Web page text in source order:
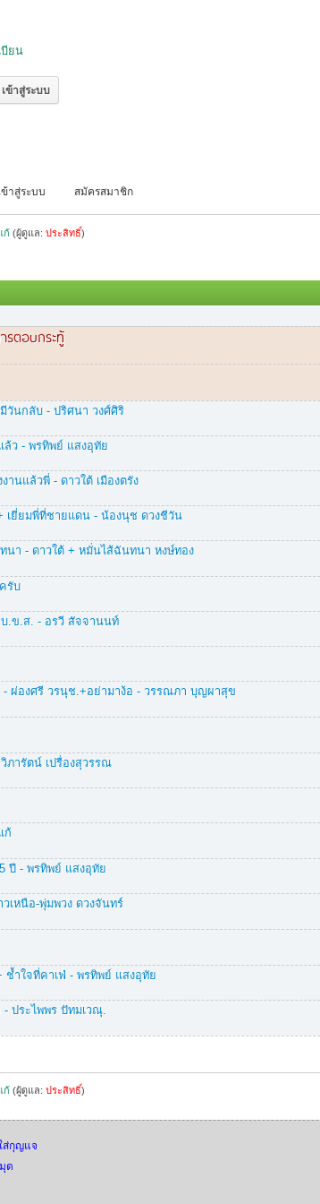
บียน
ข้าสู่ระบบ สมัครสมาชิก
ก้(ผู้ดูแล: ประสิทธิ์)
รตอบกระทู้
นกลับ - ปริศนา วงศ์ศิริ
ล้ว - พรทิพย์ แสงอุทัย
นแล้วพี่ - ดาวใต้ เมืองตรัง
เยี่ยมพี่ที่ชายแดน - น้องนุช ดวงชีวัน
า - ดาวใต้ + หมั่นไส้ฉันทนา หงษ์ทอง
รับ
.ข.ส. - อรวี สัจจานนท์
ผ่องศรี วรนุช.+อย่ามาง้อ - วรรณภา บุญผาสุข
ภารัตน์ เปรื่องสุวรรณ
ก้
ปี - พรทิพย์ แสงอุทัย
เหนือ-พุ่มพวง ดวงจันทร์
ช้ำใจที่คาเฟ่ - พรทิพย์ แสงอุทัย
- ประไพพร ปัทมเวณุ.
ก้(ผู้ดูแล: ประสิทธิ์)
ส่กุญแจ
ด